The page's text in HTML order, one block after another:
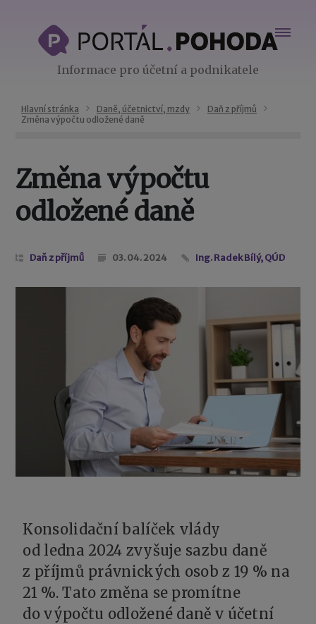
Informace pro účetní a podnikatele
Hlavní stránka Daně, účetnictví, mzdy
Daň z příjmů
Změna výpočtu odložené daně
Změna výpočtu
odložené daně
Daň z příjmů 03. 04. 2024 Ing. Radek Bílý, QÚD
Konsolidační balíček vlády
od ledna 2024 zvyšuje sazbu daně
z příjmů právnických osob z 19 % na
21 %. Tato změna se promítne
do výpočtu odložené daně v účetní